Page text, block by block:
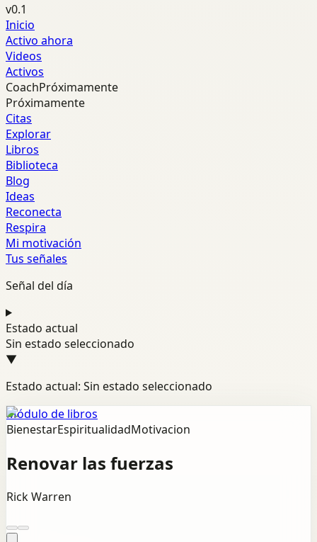
v0.1
Inicio
Activo ahora
Videos
Activos
CoachPróximamente
Próximamente
Citas
Explorar
Libros
Biblioteca
Blog
Ideas
Reconecta
Respira
Mi motivación
Tus señales
Señal del día
Estado actual
Sin estado seleccionado
▼
Estado actual: Sin estado seleccionado
Módulo de libros
BienestarEspiritualidadMotivacion
Renovar las fuerzas
Rick Warren